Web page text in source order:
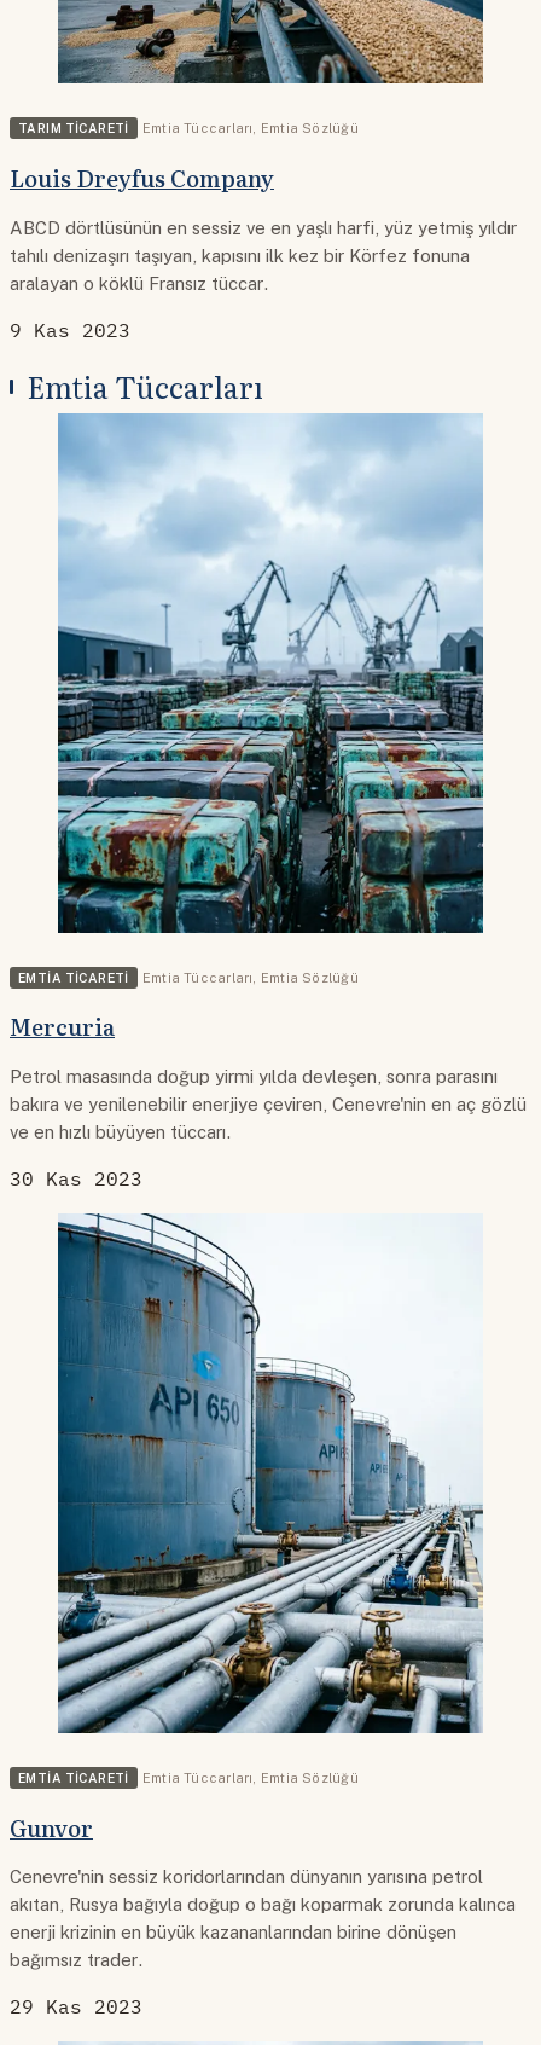
TARIM TICARETI Emtia Tüccarları Emtia Sözlüğü
Louis Dreyfus Company
ABCD dörtlüsünün en sessiz ve en yaşlı harfi, yüz yetmiş yıldır
tahılı denizaşırı taşıyan, kapısını ilk kez bir Körfez fonuna
aralayan o köklü Fransız tüccar.
9 Kas 2023
Emtia Tüccarları
EMTIA TICARETI Emtia Tüccarları Emtia Sözlüğü
Mercuria
Petrol masasında doğup yirmi yılda devleşen, sonra parasını
bakıra ve yenilenebilir enerjiye çeviren, Cenevre'nin en aç gözlü
ve en hızlı büyüyen tüccarı.
30 Kas 2023
EMTIA TICARETI Emtia Tüccarları Emtia Sözlüğü
Gunvor
Cenevre'nin sessiz koridorlarından dünyanın yarısına petrol
akıtan, Rusya bağıyla doğup o bağı koparmak zorunda kalınca
enerji krizinin en büyük kazananlarından birine dönüşen
bağımsız trader.
29 Kas 2023